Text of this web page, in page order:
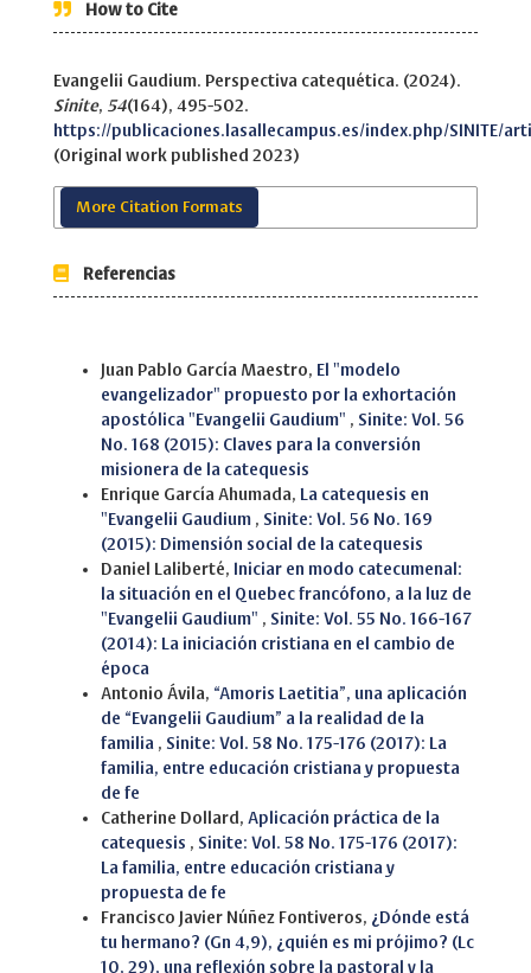
How to Cite
Evangelii Gaudium. Perspectiva catequética. (2024).
Sinite, 54(164), 495-502.
https://publicaciones.lasallecampus.es/index.php/SINITE/
(Original work published 2023)
More Citation Formats
Referencias
Juan Pablo García Maestro, El "modelo
evangelizador" propuesto por la exhortación
apostólica "Evangelii Gaudium" , Sinite: Vol. 56
No. 168 (2015): Claves para la conversión
misionera de la catequesis
Enrique García Ahumada, La catequesis en
"Evangelii Gaudium , Sinite: Vol. 56 No. 169
(2015): Dimensión social de la catequesis
Daniel Laliberté, Iniciar en modo catecumenal:
la situación en el Quebec francófono, a la luz de
"Evangelii Gaudium" , Sinite: Vol. 55 No. 166-167
(2014): La iniciación cristiana en el cambio de
época
Antonio Ávila, “Amoris Laetitia”, una aplicación
de “Evangelii Gaudium” a la realidad de la
familia , Sinite: Vol. 58 No. 175-176 (2017): La
familia, entre educación cristiana y propuesta
de fe
Catherine Dollard, Aplicación práctica de la
catequesis , Sinite: Vol. 58 No. 175-176 (2017):
La familia, entre educación cristiana y
propuesta de fe
Francisco Javier Núñez Fontiveros, ¿Dónde está
tu hermano? (Gn 4,9), ¿quién es mi prójimo? (Lc
10, 29), una reflexión sobre la pastoral y la